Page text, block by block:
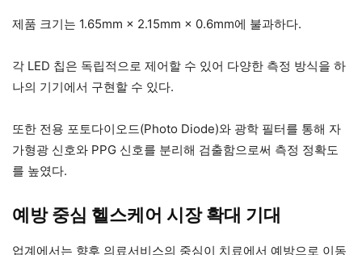
제품 크기는 1.65mm × 2.15mm × 0.6mm에 불과하다.
각 LED 칩은 독립적으로 제어할 수 있어 다양한 측정 방식을 하
나의 기기에서 구현할 수 있다.
또한 전용 포토다이오드(Photo Diode)와 광학 필터를 통해 자
가형광 신호와 PPG 신호를 분리해 검출함으로써 측정 정확도
를 높였다.
예방 중심 헬스케어 시장 확대 기대
업계에서는 향후 의료서비스의 중심이 치료에서 예방으로 이동